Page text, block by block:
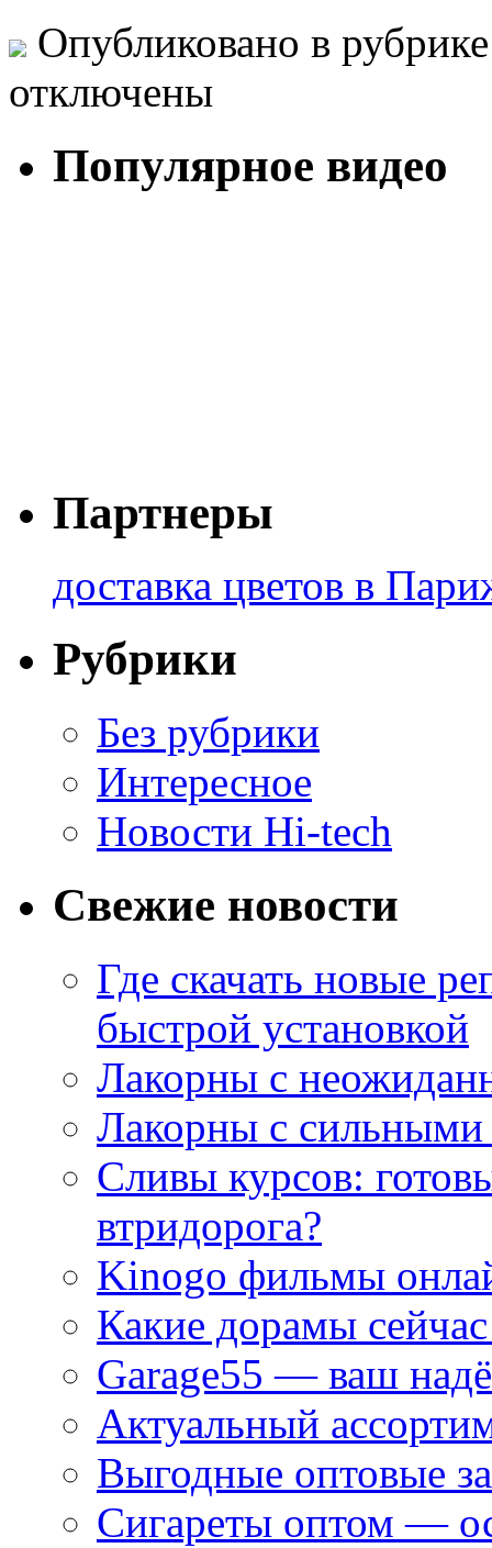
Опубликовано в
отключены
Популярное видео
Партнеры
доставка цветов в
Рубрики
Без рубрики
Интересное
Новости Hi-tech
Свежие новости
Где скачать новые
быстрой установкой
Лакорны с
Лакорны с сильными
Сливы курсов:
втридорога?
Kinogo фильмы
Какие дорамы
Garage55 — ваш
Актуальный
Выгодные оптовые
Сигареты оптом —